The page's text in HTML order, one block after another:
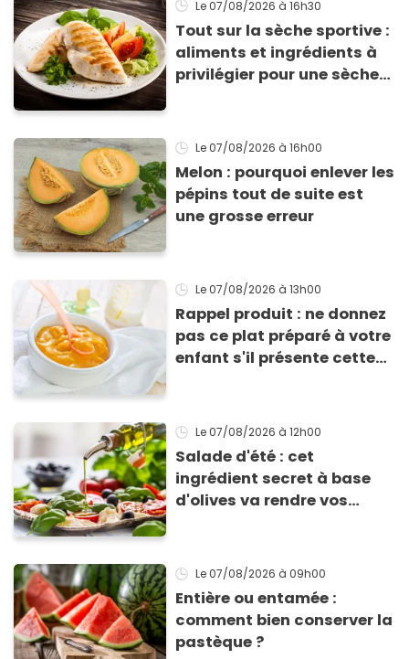
Le 07/08/2026 à 16h30
Tout sur la sèche sportive :
aliments et ingrédients à
privilégier pour une sèche
Le 07/08/2026 à 16h00
Melon : pourquoi enlever les
pépins tout de suite est
une grosse erreur
Le 07/08/2026 à 13h00
Rappel produit : ne donnez
pas ce plat préparé à votre
enfant s'il présente cette
Le 07/08/2026 à 12h00
Salade d'été : cet
ingrédient secret à base
d'olives va rendre vos
Le 07/08/2026 à 09h00
Entière ou entamée :
comment bien conserver la
pastèque ?